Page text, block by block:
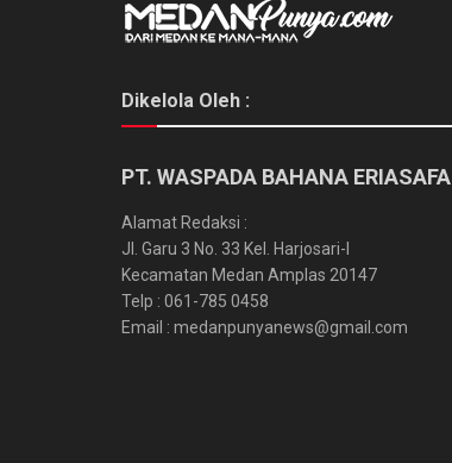
Dikelola Oleh :
PT. WASPADA BAHANA ERIASAFA
Alamat Redaksi :
Jl. Garu 3 No. 33 Kel. Harjosari-I
Kecamatan Medan Amplas 20147
Telp : 061-785 0458
Email : medanpunyanews@gmail.com